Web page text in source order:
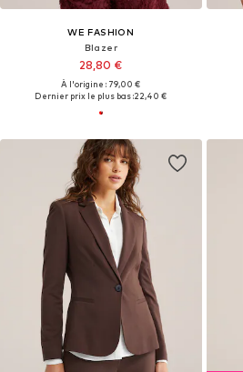
WE FASHION
Blazer
28,80 €
À l'origine : 79,00 €
Dernier prix le plus bas :22,40 €